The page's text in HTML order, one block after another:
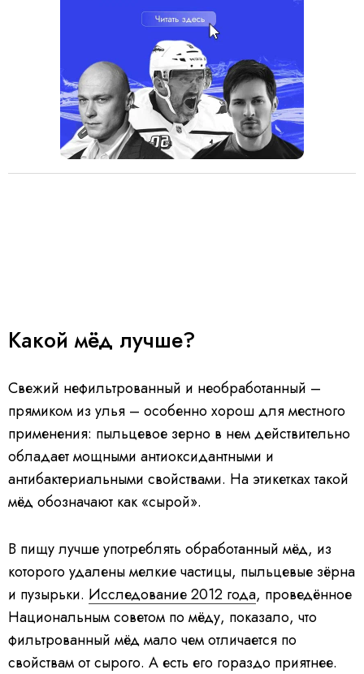
Какой мёд лучше?
Свежий нефильтрованный и необработанный –
прямиком из улья – особенно хорош для местного
применения: пыльцевое зерно в нем действительно
обладает мощными антиоксидантными и
антибактериальными свойствами. На этикетках такой
мёд обозначают как «сырой».
В пищу лучше употреблять обработанный мёд, из
которого удалены мелкие частицы, пыльцевые зёрна
и пузырьки. Исследование 2012 года, проведённое
Национальным советом по мёду, показало, что
фильтрованный мёд мало чем отличается по
свойствам от сырого. А есть его гораздо приятнее.